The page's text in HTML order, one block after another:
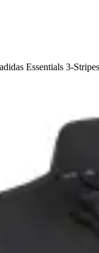
Essentials 3-